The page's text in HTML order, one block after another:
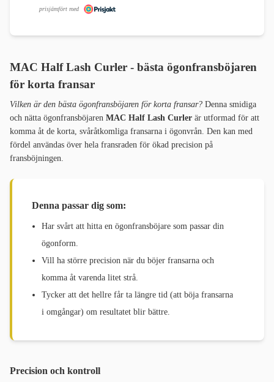
prisjämfört med
MAC Half Lash Curler - bästa ögonfransböjaren
för korta fransar
Vilken är den bästa ögonfransböjaren för korta fransar? Denna smidiga
och nätta ögonfransböjaren MAC Half Lash Curler är utformad för att
komma åt de korta, svåråtkomliga fransarna i ögonvrån. Den kan med
fördel användas över hela fransraden för ökad precision på
fransböjningen.
Denna passar dig som:
Har svårt att hitta en ögonfransböjare som passar din
ögonform.
Vill ha större precision när du böjer fransarna och
komma åt varenda litet strå.
Tycker att det hellre får ta längre tid (att böja fransarna
i omgångar) om resultatet blir bättre.
Precision och kontroll